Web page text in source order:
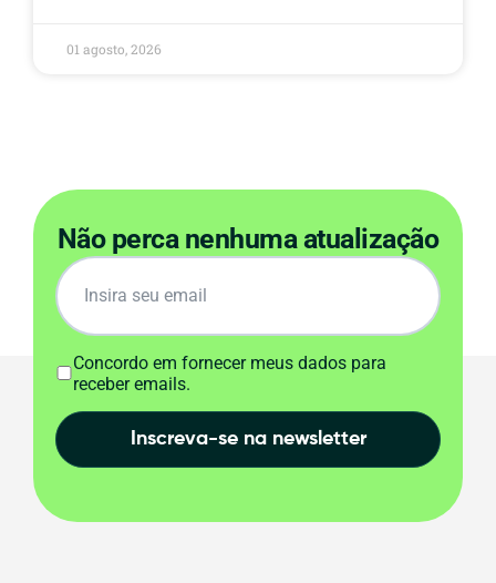
01 agosto, 2026
Não perca nenhuma atualização
Concordo em fornecer meus dados para
receber emails.
Inscreva-se na newsletter